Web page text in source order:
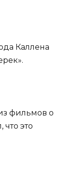
Каллена
фильмов о
что это